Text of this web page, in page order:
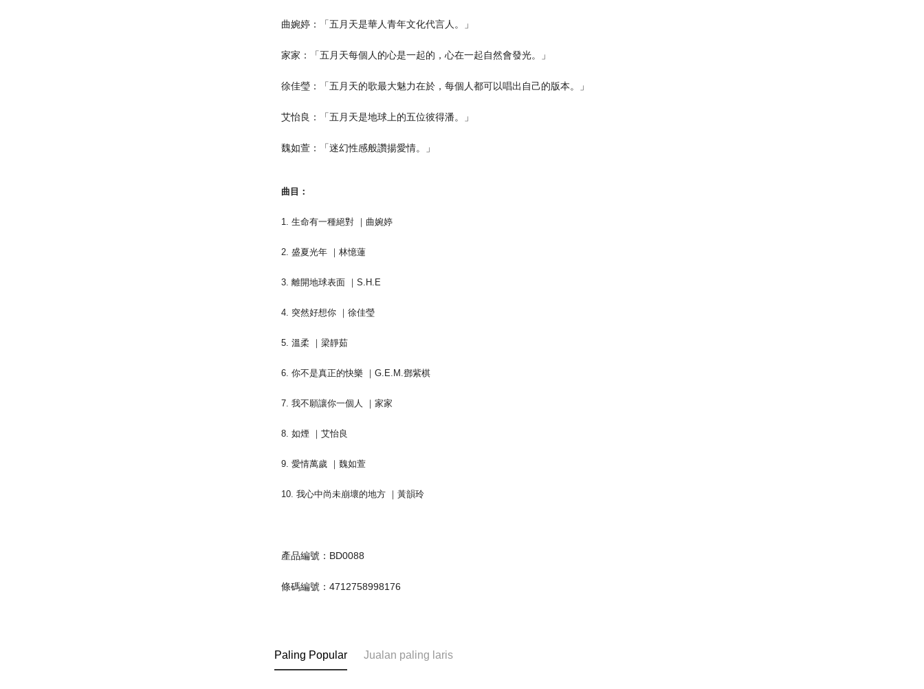
曲婉婷：「五月天是華人青年文化代言人。」
家家：「五月天每個人的心是一起的，心在一起自然會發光。」
徐佳瑩：「五月天的歌最大魅力在於，每個人都可以唱出自己的版本。」
艾怡良：「五月天是地球上的五位彼得潘。」
魏如萱：「迷幻性感般讚揚愛情。」
曲目：
1. 生命有一種絕對 ｜曲婉婷
2. 盛夏光年 ｜林憶蓮
3. 離開地球表面 ｜S.H.E
4. 突然好想你 ｜徐佳瑩
5. 溫柔 ｜梁靜茹
6. 你不是真正的快樂 ｜G.E.M.鄧紫棋
7. 我不願讓你一個人 ｜家家
8. 如煙 ｜艾怡良
9. 愛情萬歲 ｜魏如萱
10. 我心中尚未崩壞的地方 ｜黃韻玲
產品編號：BD0088
條碼編號：4712758998176
Paling Popular Jualan paling laris